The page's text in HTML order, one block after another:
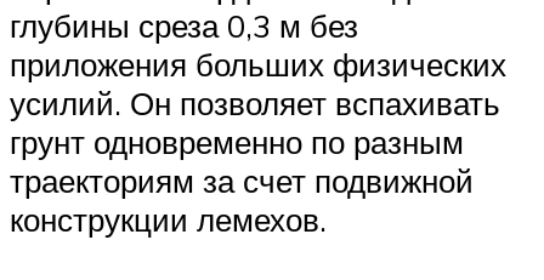
глубины среза 0,3 м без
приложения больших физических
усилий. Он позволяет вспахивать
грунт одновременно по разным
траекториям за счет подвижной
конструкции лемехов.